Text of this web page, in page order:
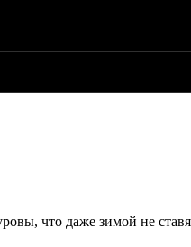
что даже зимой не